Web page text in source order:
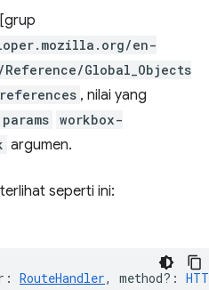
en-
Global_Objects
, nilai yang
params
workbox-
argumen.
seperti ini:
: RouteHandler, method? :